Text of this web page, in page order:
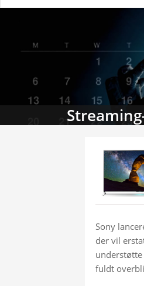
Sony
der vil
fuldt